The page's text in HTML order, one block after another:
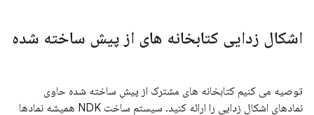
اشکال زدایی کتابخانه های از پیش ساخته شده
توصیه می کنیم کتابخانه های مشترک از پیش ساخته شده حاوی
نمادهای اشکال زدایی را ارائه کنید. سیستم ساخت NDK همیشه نمادها